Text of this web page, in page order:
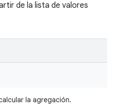
de la lista de valores
la agregación.